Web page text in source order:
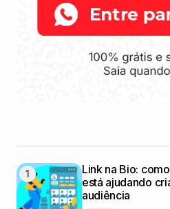
Link na Bio:
está ajudando
audiência